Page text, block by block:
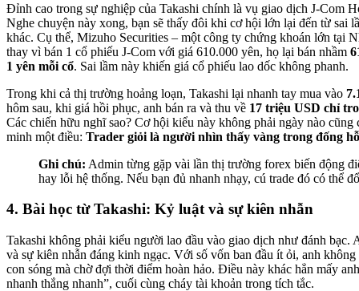
Đỉnh cao trong sự nghiệp của Takashi chính là vụ giao dịch J-Com
Nghe chuyện này xong, bạn sẽ thấy đôi khi cơ hội lớn lại đến từ sai
khác. Cụ thể, Mizuho Securities – một công ty chứng khoán lớn tại
thay vì bán 1 cổ phiếu J-Com với giá 610.000 yên, họ lại bán nhầm
1 yên mỗi cổ. Sai lầm này khiến giá cổ phiếu lao dốc không phanh.
Trong khi cả thị trường hoảng loạn, Takashi lại nhanh tay mua vào
hôm sau, khi giá hồi phục, anh bán ra và thu về 17 triệu USD chỉ
Các chiến hữu nghĩ sao? Cơ hội kiểu này không phải ngày nào
minh một điều: Trader giỏi là người nhìn thấy vàng trong đống
Ghi chú: Admin từng gặp vài lần thị trường forex biến động
hay lỗi hệ thống. Nếu bạn đủ nhanh nhạy, cú trade đó có thể
4. Bài học từ Takashi: Kỷ luật và sự kiên nhẫn
Takashi không phải kiểu người lao đầu vào giao dịch như đánh bạc.
và sự kiên nhẫn đáng kinh ngạc. Với số vốn ban đầu ít ỏi, anh
con sóng mà chờ đợi thời điểm hoàn hảo. Điều này khác hẳn mấy
nhanh thắng nhanh”, cuối cùng cháy tài khoản trong tích tắc.